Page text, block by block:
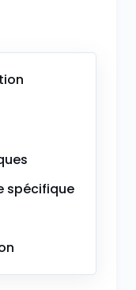
spécifique